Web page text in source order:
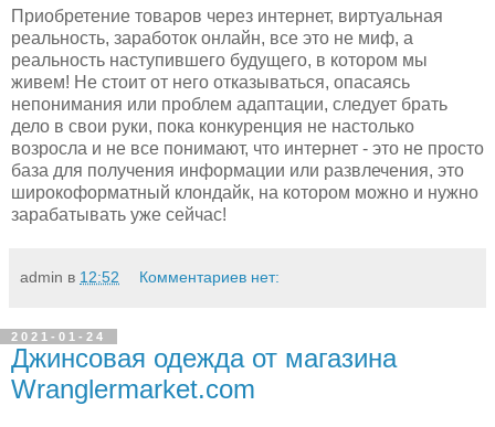
Приобретение товаров через интернет, виртуальная
реальность, заработок онлайн, все это не миф, а
реальность наступившего будущего, в котором мы
живем! Не стоит от него отказываться, опасаясь
непонимания или проблем адаптации, следует брать
дело в свои руки, пока конкуренция не настолько
возросла и не все понимают, что интернет - это не просто
база для получения информации или развлечения, это
широкоформатный клондайк, на котором можно и нужно
зарабатывать уже сейчас!
admin в 12:52 Комментариев нет:
2021-01-24
Джинсовая одежда от магазина
Wranglermarket.com